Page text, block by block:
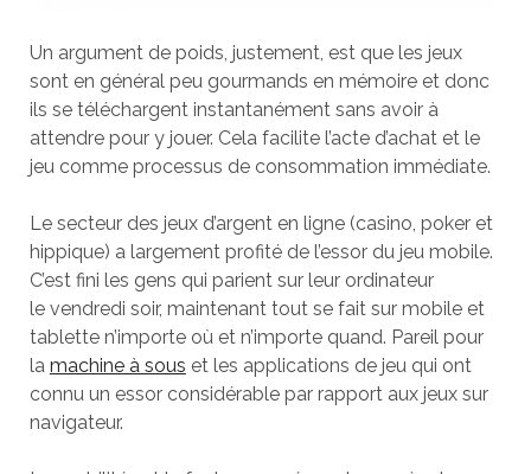
Un argument de poids, justement, est que les jeux
sont en général peu gourmands en mémoire et donc
ils se téléchargent instantanément sans avoir à
attendre pour y jouer. Cela facilite l’acte d’achat et le
jeu comme processus de consommation immédiate.
Le secteur des jeux d’argent en ligne (casino, poker et
hippique) a largement profité de l’essor du jeu mobile.
C’est fini les gens qui parient sur leur ordinateur
le vendredi soir, maintenant tout se fait sur mobile et
tablette n’importe où et n’importe quand. Pareil pour
la machine à sous et les applications de jeu qui ont
connu un essor considérable par rapport aux jeux sur
navigateur.